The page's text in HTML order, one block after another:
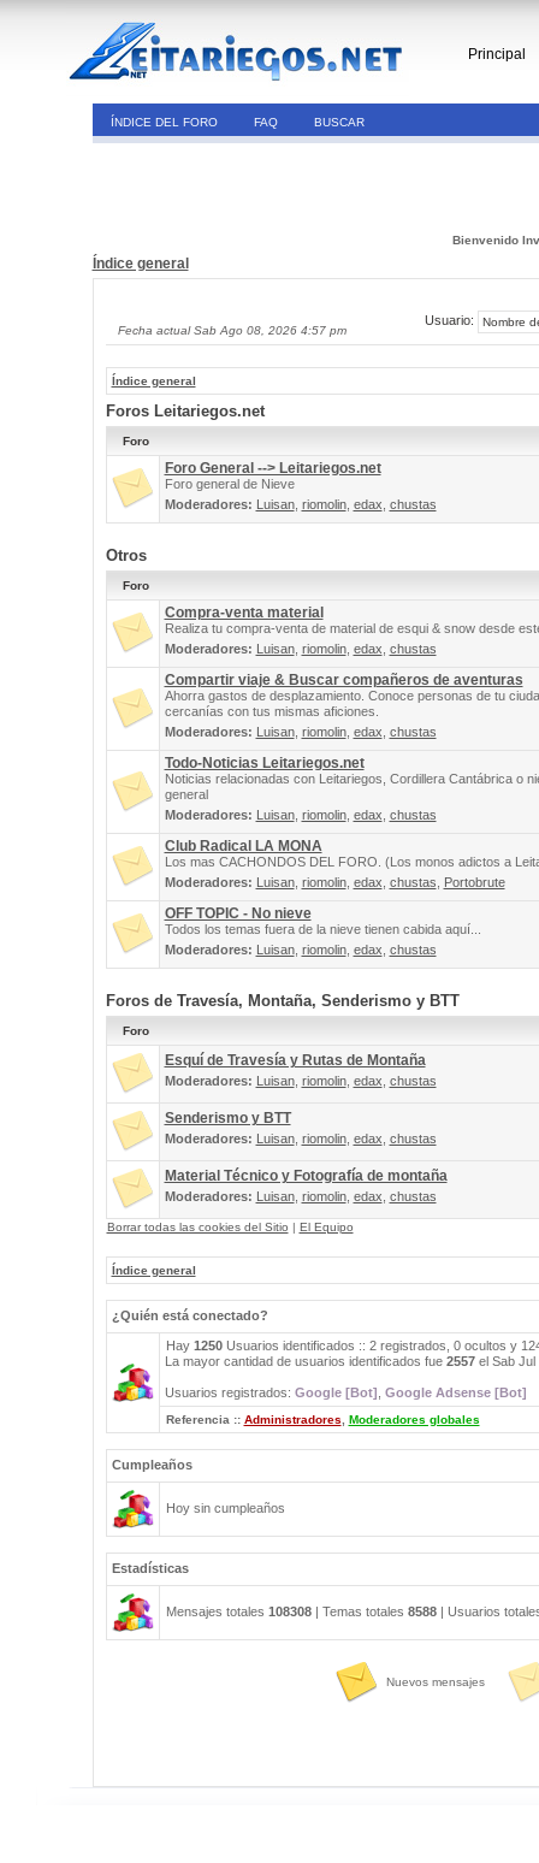
Principal
ÍNDICE DEL FORO FAQ BUSCAR
Bienvenido
Índice general
Fecha actual Sab Ago 08, 2026 4:57 pm
Usuario:
Índice general
Foros Leitariegos.net
Foro
Foro General --> Leitariegos.net
Foro general de Nieve
Moderadores: Luisan, riomolin, edax chustas
Otros
Foro
Compra-venta material
Realiza tu compra-venta de material de esqui & snow desde
Moderadores: Luisan, riomolin, edax chustas
Compartir viaje & Buscar compañeros de aventuras
Ahorra gastos de desplazamiento. Conoce personas de tu
cercanías con tus mismas aficiones.
Moderadores: Luisan, riomolin, edax chustas
Todo-Noticias Leitariegos.net
Noticias relacionadas con Leitariegos, Cordillera Cantábrica o
general
Moderadores: Luisan, riomolin, edax chustas
Club Radical LA MONA
Los mas CACHONDOS DEL FORO. (Los monos adictos a
Moderadores: Luisan, riomolin, edax chustas Portobrute
OFF TOPIC - No nieve
Todos los temas fuera de la nieve tienen cabida aquí...
Moderadores: Luisan, riomolin, edax chustas
Foros de Travesía, Montaña, Senderismo y BTT
Foro
Esquí de Travesía y Rutas de Montaña
Moderadores: Luisan, riomolin, edax chustas
Senderismo y BTT
Moderadores: Luisan, riomolin, edax chustas
Material Técnico y Fotografía de montaña
Moderadores: Luisan, riomolin, edax chustas
Borrar todas las cookies del Sitio | El Equipo
Índice general
¿Quién está conectado?
Hay 1250Usuarios identificados :: 2 registrados, 0 ocultos y
La mayor cantidad de usuarios identificados fue 2557el Sab Jul
Usuarios registrados: Google [Bot] Google Adsense [Bot]
Referencia :: Administradores Moderadores globales
Cumpleaños
Hoy sin cumpleaños
Estadísticas
Mensajes totales 108308| Temas totales 8588| Usuarios
Nuevos mensajes